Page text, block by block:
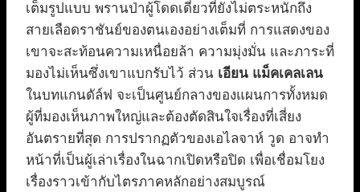
เต็มรูปแบบ พรานป่าผู้โดดเดี่ยวที่ยังไม่ตระหนักถึง
สายเลือดราชันย์ของตนเองอย่างเต็มที่ การแสดงของ
เขาจะสะท้อนความเหนื่อยล้า ความมุ่งมั่น และภาระที่
มองไม่เห็นซึ่งเขาแบกรับไว้ ส่วน เอียน แม็คเคลเลน
ในบทแกนดัล์ฟ จะเป็นศูนย์กลางของแผนการทั้งหมด
ผู้ที่มองเห็นภาพใหญ่และต้องตัดสินใจเรื่องที่เสี่ยง
อันตรายที่สุด การปรากฏตัวของเอไลจาห์ วูด อาจทำ
หน้าที่เป็นผู้เล่าเรื่องในฉากเปิดหรือปิด เพื่อเชื่อมโยง
เรื่องราวเข้ากับไตรภาคหลักอย่างสมบูรณ์